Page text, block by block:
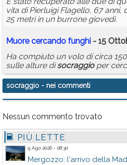
vita di Pierluigi Flagello, 67 anni,
25 metri in un burrone giovedì.
Muore cercando funghi - 15
Ha compiuto un volo di circa
sulle alture disocraggioper
socraggio - nei commenti
Nessun commento trovato
PIÙ LETTE
9 Ago 2026 - 08:30
Mergozzo: l'arrivo della